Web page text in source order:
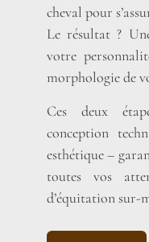
cheval pour
Le résultat ?
votre
morphologie de
Ces deux
conception
esthétique –
toutes vos
d’équitation sur-